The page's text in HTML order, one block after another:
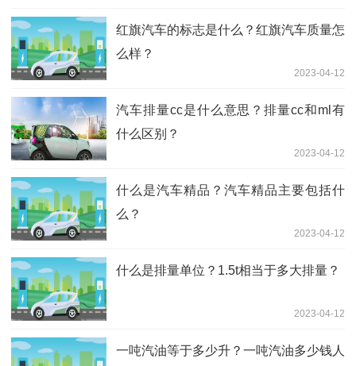
红旗汽车的标志是什么？红旗汽车质量怎
么样？
2023-04-12
汽车排量cc是什么意思？排量cc和ml有
什么区别？
2023-04-12
什么是汽车精品？汽车精品主要包括什
么？
2023-04-12
什么是排量单位？1.5t相当于多大排量？
2023-04-12
一吨汽油等于多少升？一吨汽油多少钱人